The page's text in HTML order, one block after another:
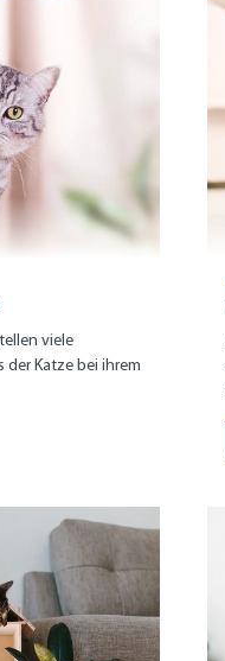
viele
der Katze bei ihrem